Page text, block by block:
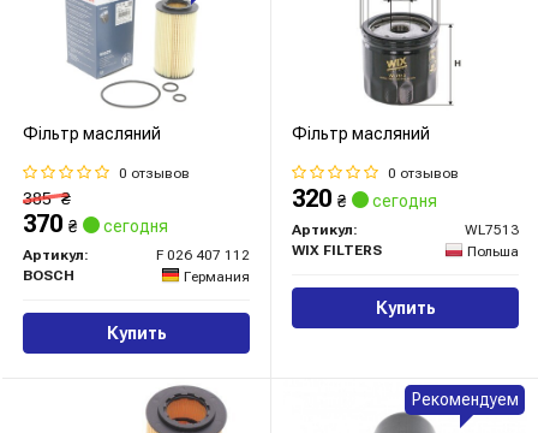
Фільтр масляний
0 отзывов
385₴
370 ₴ сегодня
Артикул:
F 026 407 112
BOSCH
Германия
Купить
Фільтр масляний
0 отзывов
320 ₴ сегодня
Артикул:
WL7513
WIX FILTERS
Польша
Купить
Рекомендуем